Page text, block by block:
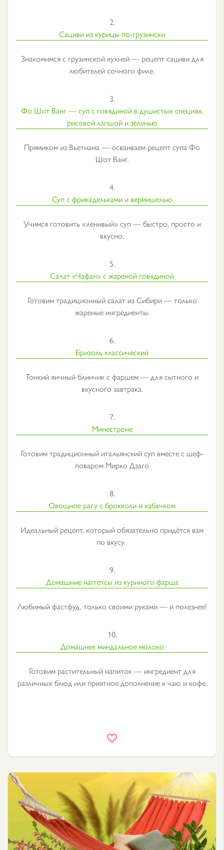
2.
Сациви из курицы по-грузински
Знакомимся с грузинской кухней — рецепт сациви для
любителей сочного филе.
3.
Фо Шот Ванг — суп с говядиной в душистых специях,
рисовой лапшой и зеленью
Прямиком из Вьетнама — осваиваем рецепт супа Фо
Шот Ванг.
4.
Суп с фрикадельками и вермишелью
Учимся готовить «ленивый» суп — быстро, просто и
вкусно.
5.
Салат «Чафан» с жареной говядиной
Готовим традиционный салат из Сибири — только
жареные ингредиенты.
6.
Бризоль классический
Тонкий яичный блинчик с фаршем — для сытного и
вкусного завтрака.
7.
Минестроне
Готовим традиционный итальянский суп вместе с шеф-
поваром Мирко Дзаго
8.
Овощное рагу с брокколи и кабачком
Идеальный рецепт, который обязательно придётся вам
по вкусу.
9.
Домашние наггетсы из куриного фарша
Любимый фастфуд, только своими руками — и полезнее!
10.
Домашнее миндальное молоко
Готовим растительный напиток — ингредиент для
различных блюд или приятное дополнение к чаю и кофе.